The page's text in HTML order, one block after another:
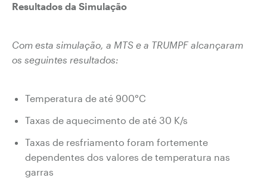
Resultados da Simulação
Com esta simulação, a MTS e a TRUMPF alcançaram
os seguintes resultados:
Temperatura de até 900°C
Taxas de aquecimento de até 30 K/s
Taxas de resfriamento foram fortemente
dependentes dos valores de temperatura nas
garras